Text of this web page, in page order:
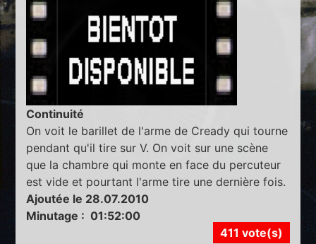
Continuité
On voit le barillet de l'arme de Cready qui tourne
pendant qu'il tire sur V. On voit sur une scène
que la chambre qui monte en face du percuteur
est vide et pourtant l'arme tire une dernière fois.
Ajoutée le 28.07.2010
Minutage : 01:52:00
411 vote(s)